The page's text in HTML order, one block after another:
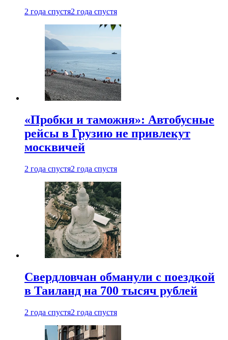
2 года спустя2 года спустя
«Пробки и таможня»: Автобусные
рейсы в Грузию не привлекут
москвичей
2 года спустя2 года спустя
Свердловчан обманули с поездкой
в Таиланд на 700 тысяч рублей
2 года спустя2 года спустя